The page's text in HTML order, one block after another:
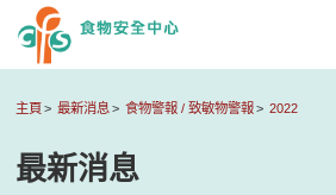
主頁 最新消息 食物警報 / 致敏物警報 2022
最新消息